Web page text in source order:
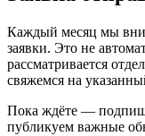
Каждый месяц мы
заявки. Это не
рассматривается
свяжемся на
Пока ждёте —
публикуем важные